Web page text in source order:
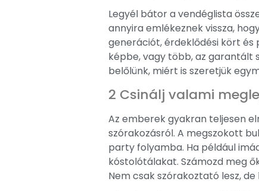
Legyél bátor a vendéglista
annyira emlékeznek vissza,
generációt, érdeklődési kört és
képbe, vagy több, az garantált
belőlünk, miért is szeretjük
2 Csinálj valami
Az emberek gyakran teljesen
szórakozásról. A megszokott
party folyamba. Ha például
kóstolótálakat. Számozd meg
Nem csak szórakoztató lesz, de